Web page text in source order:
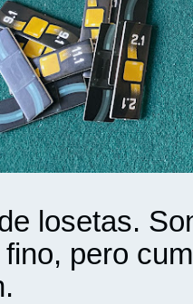
losetas.
pero